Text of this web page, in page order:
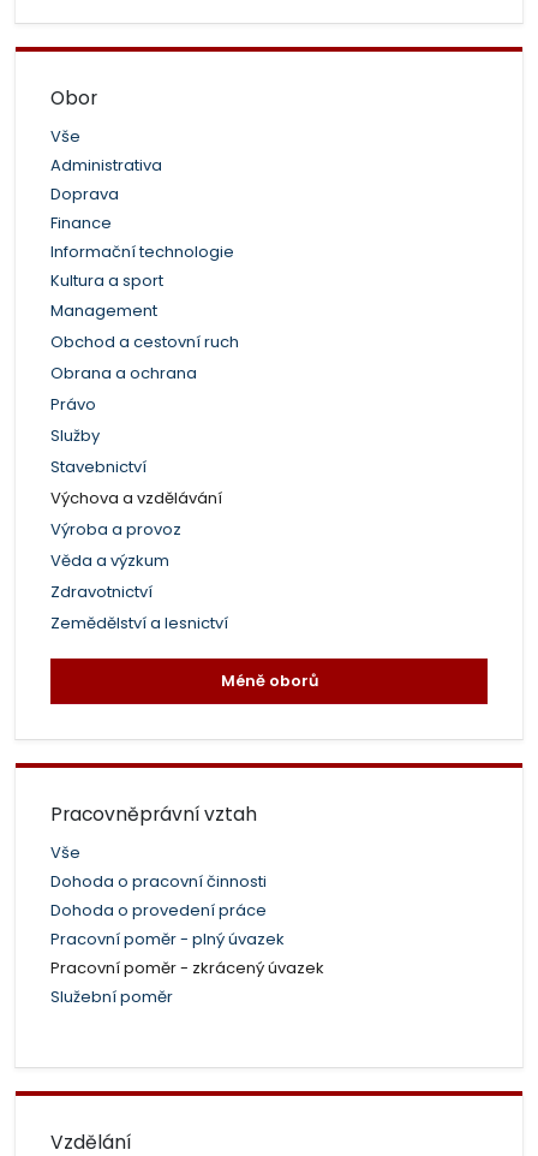
Obor
Vše
Administrativa
Doprava
Finance
Informační technologie
Kultura a sport
Management
Obchod a cestovní ruch
Obrana a ochrana
Právo
Služby
Stavebnictví
Výchova a vzdělávání
Výroba a provoz
Věda a výzkum
Zdravotnictví
Zemědělství a lesnictví
Méně oborů
Pracovněprávní vztah
Vše
Dohoda o pracovní činnosti
Dohoda o provedení práce
Pracovní poměr - plný úvazek
Pracovní poměr - zkrácený úvazek
Služební poměr
Vzdělání